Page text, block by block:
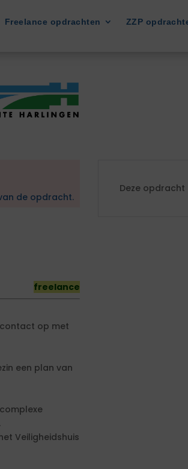
Freelance opdrachten ZZP
de opdracht.
freelance
op met
een plan van
Veiligheidshuis
Deze opdracht